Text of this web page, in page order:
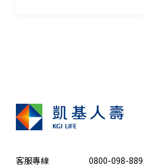
客服專線
0800-098-889